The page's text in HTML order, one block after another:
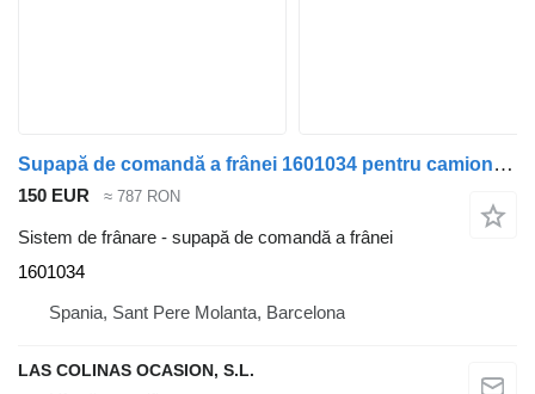
Supapă de comandă a frânei 1601034 pentru camion DAF XF 105
150 EUR ≈ 787 RON
Sistem de frânare - supapă de comandă a frânei
1601034
Spania, Sant Pere Molanta, Barcelona
LAS COLINAS OCASION, S.L.